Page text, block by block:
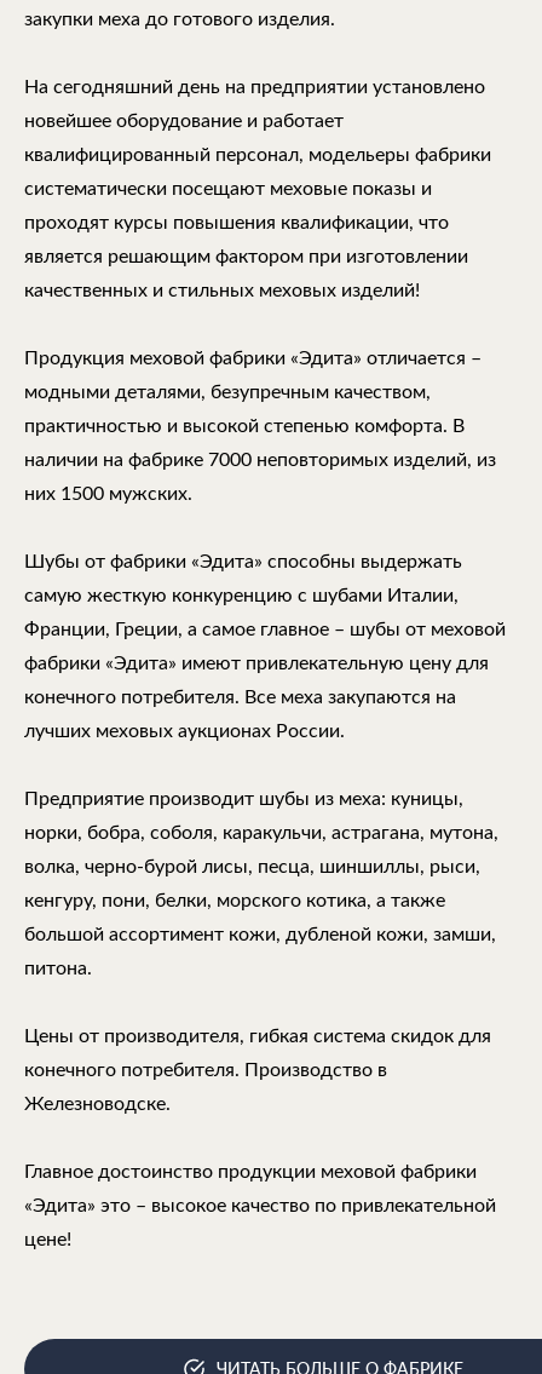
закупки меха до готового изделия.
На сегодняшний день на предприятии установлено
новейшее оборудование и работает
квалифицированный персонал, модельеры фабрики
систематически посещают меховые показы и
проходят курсы повышения квалификации, что
является решающим фактором при изготовлении
качественных и стильных меховых изделий!
Продукция меховой фабрики «Эдита» отличается –
модными деталями, безупречным качеством,
практичностью и высокой степенью комфорта. В
наличии на фабрике 7000 неповторимых изделий, из
них 1500 мужских.
Шубы от фабрики «Эдита» способны выдержать
самую жесткую конкуренцию с шубами Италии,
Франции, Греции, а самое главное – шубы от меховой
фабрики «Эдита» имеют привлекательную цену для
конечного потребителя. Все меха закупаются на
лучших меховых аукционах России.
Предприятие производит шубы из меха: куницы,
норки, бобра, соболя, каракульчи, астрагана, мутона,
волка, черно-бурой лисы, песца, шиншиллы, рыси,
кенгуру, пони, белки, морского котика, а также
большой ассортимент кожи, дубленой кожи, замши,
питона.
Цены от производителя, гибкая система скидок для
конечного потребителя. Производство в
Железноводске.
Главное достоинство продукции меховой фабрики
«Эдита» это – высокое качество по привлекательной
цене!
ЧИТАТЬ БОЛЬШЕ О ФАБРИКЕ